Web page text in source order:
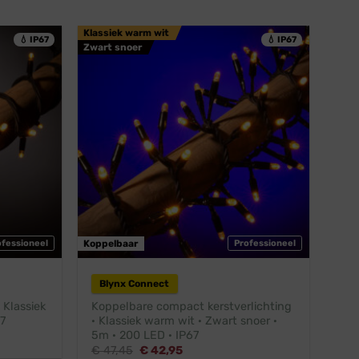
💧 IP67 💧 IP67
Professioneel
Klassiek warm wit
Zwart snoer
Koppelbaar
Blynx Connect
Koppelbare compact kerstverlichting
· Klassiek warm wit · Zwart snoer ·
5m · 200 LED · IP67
€47,45 Oorspronkelijke
€42,95Huidige